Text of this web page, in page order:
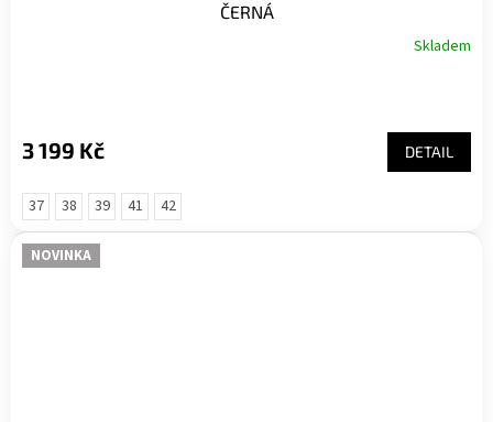
ČERNÁ
Skladem
3 199 Kč DETAIL
37 38 39 41 42
NOVINKA